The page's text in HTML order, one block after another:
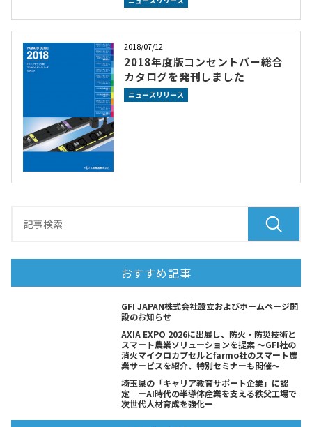
2018/07/12
2018年度版コンセントバー総合
カタログを発刊しました
ニュースリリース
おすすめ記事
GFI JAPAN株式会社設立およびホームページ開
設のお知らせ
AXIA EXPO 2026に出展し、防火・防災技術と
スマート農業ソリューションを提案 ～GFI社の
消火マイクロカプセルとfarmo社のスマート農
業サービスを紹介、特別セミナーも開催～
埼玉県の「キャリア教育サポート企業」に認
定 ーAI時代の半導体産業を支える秩父工場で
次世代人材育成を強化ー